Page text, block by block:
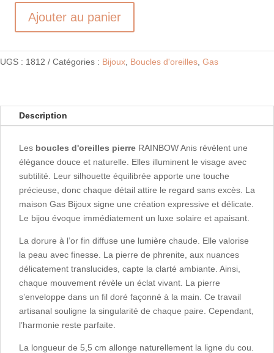
quantité
Boucles
d'oreilles
Ajouter au panier
UGS : 1812 Catégories : Bijoux Boucles d'oreilles Gas
Description
Les boucles d'oreilles pierre RAINBOW Anis révèlent une
élégance douce et naturelle. Elles illuminent le visage avec
subtilité. Leur silhouette équilibrée apporte une touche
précieuse, donc chaque détail attire le regard sans excès. La
maison Gas Bijoux signe une création expressive et délicate.
Le bijou évoque immédiatement un luxe solaire et apaisant.
La dorure à l’or fin diffuse une lumière chaude. Elle valorise
la peau avec finesse. La pierre de phrenite, aux nuances
délicatement translucides, capte la clarté ambiante. Ainsi,
chaque mouvement révèle un éclat vivant. La pierre
s’enveloppe dans un fil doré façonné à la main. Ce travail
artisanal souligne la singularité de chaque paire. Cependant,
l’harmonie reste parfaite.
La longueur de 5,5 cm allonge naturellement la ligne du cou.